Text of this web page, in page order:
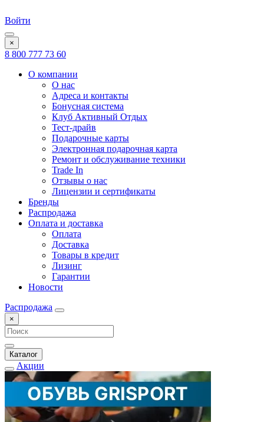
Войти
×
8 800 777 73 60
О компании
О нас
Адреса и контакты
Бонусная система
Клуб Активный Отдых
Тест-драйв
Подарочные карты
Электронная подарочная карта
Ремонт и обслуживание техники
Trade In
Отзывы о нас
Лицензии и сертификаты
Бренды
Распродажа
Оплата и доставка
Оплата
Доставка
Товары в кредит
Лизинг
Гарантии
Новости
Распродажа
×
Каталог
Акции